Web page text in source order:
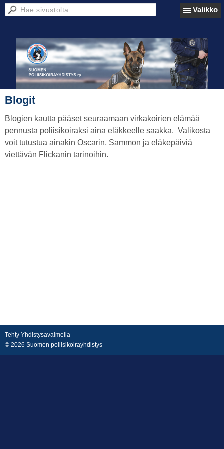
Valikko
Blogit
Blogien kautta pääset seuraamaan virkakoirien elämää
pennusta poliisikoiraksi aina eläkkeelle saakka. Valikosta
voit tutustua ainakin Oscarin, Sammon ja eläkepäiviä
viettävän Flickanin tarinoihin.
Tehty Yhdistysavaimella
© 2026 Suomen poliisikoirayhdistys